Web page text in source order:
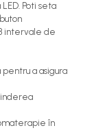
Poti seta
intervale de
a asigura
în